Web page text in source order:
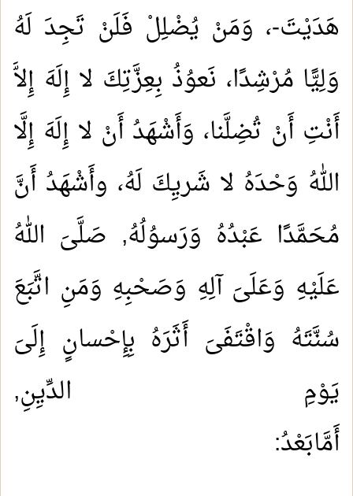
هَدَيْتَ-، وَمَنْ يُضْلِلْ فَلَنْ تَجِدَ لَهُ
وَلِيًّا مُرْشِدًا، نَعوُذُ بِعِزَّتِكَ لا إِلَهَ إِلاَّ
أَنْتِ أَنْ تُضِلَّنا، وَأَشْهَدُ أَنْ لا إِلَهَ إِلَّا
اللهُ وَحْدَهُ لا شَريِكَ لَهُ، وأَشْهَدُ أَنَّ
مُحَمَّدًا عَبْدُهُ وَرَسوُلُهُ, صَلَّىَ اللهُ
عَلَيْهِ وَعَلَىَ آلِهِ وَصَحْبِهِ وَمَنِ اتَّبَعَ
سُنَّتَهُ وَاقْتَفَىَ أَثَرَهُ بِإِحْسانٍ إِلَىَ
يَوْمِ الدِّيِنِ,